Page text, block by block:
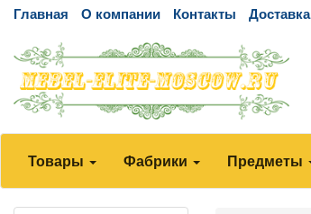
Главная О компании Контакты Доставка
Товары Фабрики Предметы